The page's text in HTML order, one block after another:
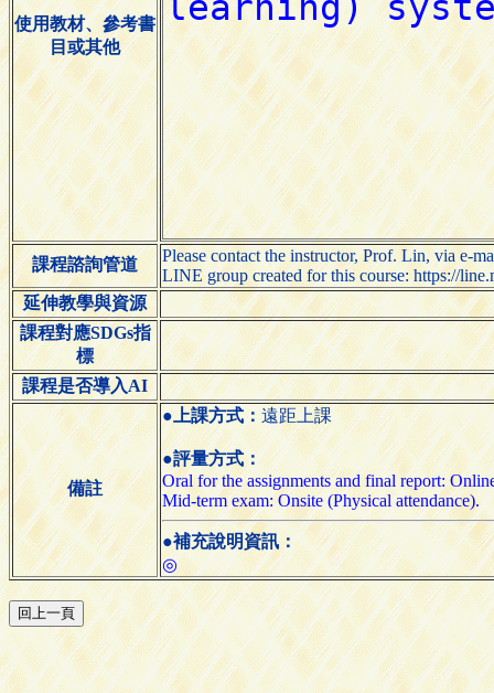
使用教材、參考書
目或其他
課程諮詢管道
Please contact the instructor, Prof. Lin, via e-
LINE group created for this course: https://
延伸教學與資源
課程對應SDGs指
標
課程是否導入AI
備註
●上課方式： 遠距上課
●評量方式：
Oral for the assignments and final report:
Mid-term exam: Onsite (Physical attendance).
●補充說明資訊：
◎